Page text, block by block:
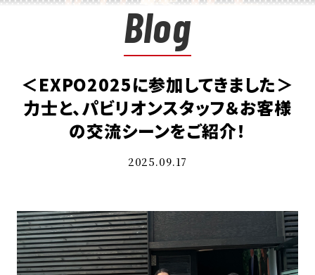
Blog
＜EXPO2025に参加してきました＞
力士と、パビリオンスタッフ＆お客様
の交流シーンをご紹介！
2025.09.17